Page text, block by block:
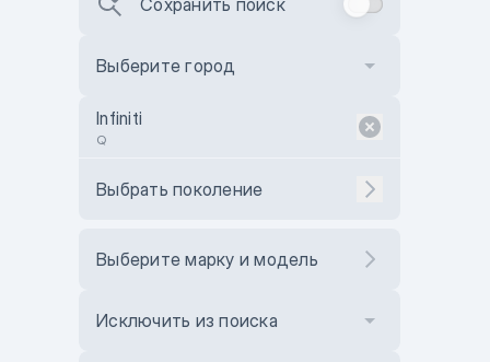
Сохранить поиск
Выберите город
Infiniti
Q
Выбрать поколение
Выберите марку и модель
Исключить из поиска